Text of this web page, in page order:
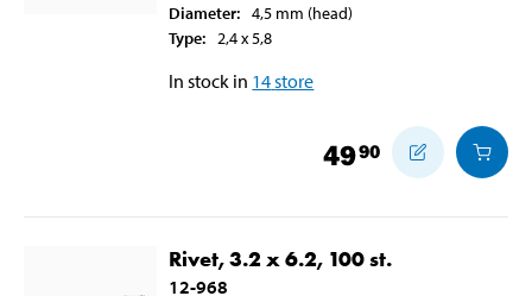
Diameter: 4,5 mm (head)
Type: 2,4 x 5,8
In stock in 14store
4990
Rivet, 3.2 x 6.2, 100 st.
12-968